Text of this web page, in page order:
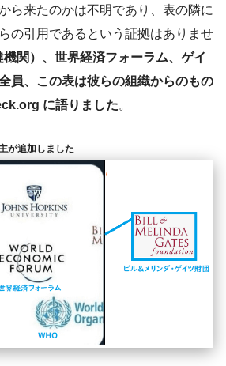
ら来たのかは不明であり、表の隣に
の引用であるという証拠はありませ
関）、世界経済フォーラム、ゲイ
員、この表は彼らの組織からのもの
に語りました。
が追加しました